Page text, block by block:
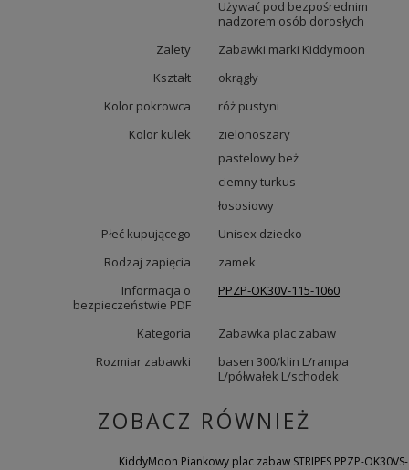
Używać pod bezpośrednim
nadzorem osób dorosłych
Zalety
Zabawki marki Kiddymoon
Kształt
okrągły
Kolor pokrowca
róż pustyni
Kolor kulek
zielonoszary
pastelowy beż
ciemny turkus
łososiowy
Płeć kupującego
Unisex dziecko
Rodzaj zapięcia
zamek
Informacja o
bezpieczeństwie PDF
PPZP-OK30V-115-1060
Kategoria
Zabawka plac zabaw
Rozmiar zabawki
basen 300/klin L/rampa
L/półwałek L/schodek
ZOBACZ RÓWNIEŻ
KiddyMoon Piankowy plac zabaw STRIPES PPZP-OK30VS-